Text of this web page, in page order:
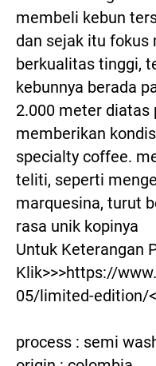
membeli kebun
dan sejak itu fokus
berkualitas tinggi,
kebunnya berada
2.000 meter diatas
memberikan
specialty coffee.
teliti, seperti
marquesina, turut
rasa unik kopinya
Untuk Keterangan
Klik>>>https://
05/limited-edition/
process : semi